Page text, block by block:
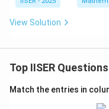
_2
C
_4
\d
View Solution
Top IISER Questions
Match the entries in